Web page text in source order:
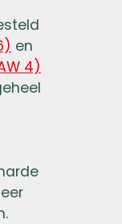
en
4)